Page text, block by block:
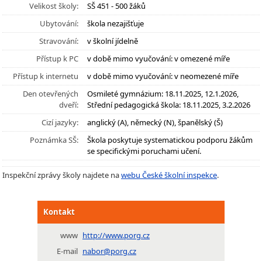
Velikost školy:
SŠ 451 - 500 žáků
Ubytování:
škola nezajišťuje
Stravování:
v školní jídelně
Přístup k PC
v době mimo vyučování: v omezené míře
Přístup k internetu
v době mimo vyučování: v neomezené míře
Den otevřených
dveří:
Osmileté gymnázium: 18.11.2025, 12.1.2026,
Střední pedagogická škola: 18.11.2025, 3.2.2026
Cizí jazyky:
anglický (A), německý (N), španělský (Š)
Poznámka SŠ:
Škola poskytuje systematickou podporu žákům
se specifickými poruchami učení.
Inspekční zprávy školy najdete nawebu České školní inspekce.
Kontakt
www http://www.porg.cz
E-mail nabor@porg.cz